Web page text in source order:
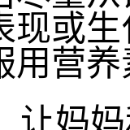
现或
用营
让妈